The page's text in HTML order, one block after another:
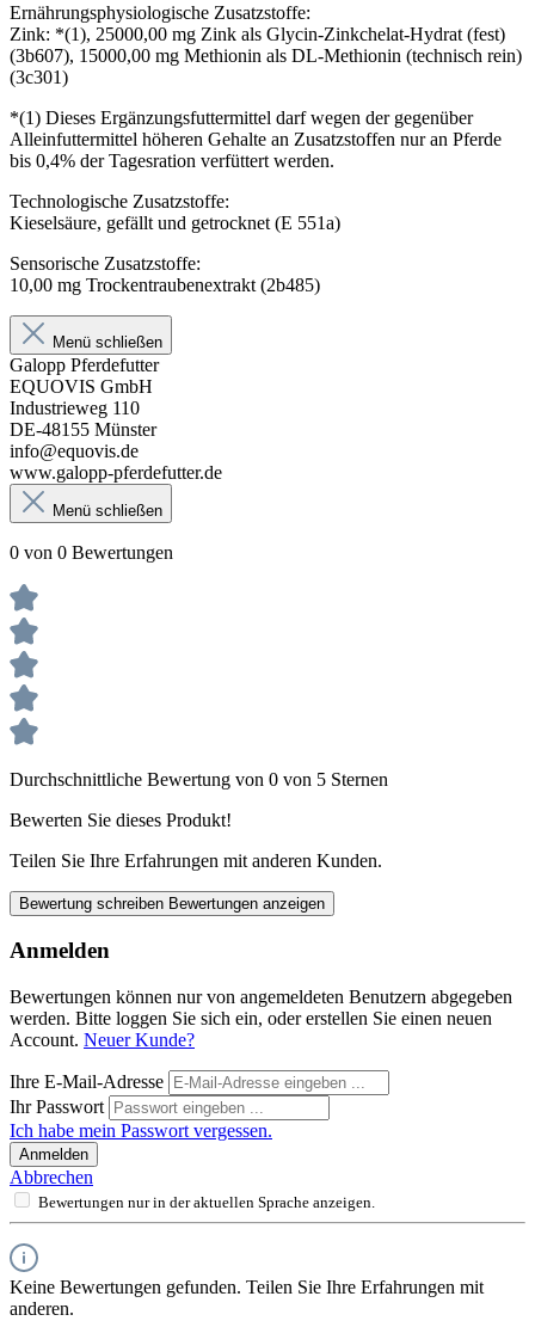
Ernährungsphysiologische Zusatzstoffe:
Zink: *(1), 25000,00 mg Zink als Glycin-Zinkchelat-Hydrat (fest)
(3b607), 15000,00 mg Methionin als DL-Methionin (technisch rein)
(3c301)
*(1) Dieses Ergänzungsfuttermittel darf wegen der gegenüber
Alleinfuttermittel höheren Gehalte an Zusatzstoffen nur an Pferde
bis 0,4% der Tagesration verfüttert werden.
Technologische Zusatzstoffe:
Kieselsäure, gefällt und getrocknet (E 551a)
Sensorische Zusatzstoffe:
10,00 mg Trockentraubenextrakt (2b485)
Menü schließen
Galopp Pferdefutter
EQUOVIS GmbH
Industrieweg 110
DE-48155 Münster
info@equovis.de
www.galopp-pferdefutter.de
Menü schließen
0 von 0 Bewertungen
Durchschnittliche Bewertung von 0 von 5 Sternen
Bewerten Sie dieses Produkt!
Teilen Sie Ihre Erfahrungen mit anderen Kunden.
Bewertung schreiben Bewertungen anzeigen
Anmelden
Bewertungen können nur von angemeldeten Benutzern abgegeben
werden. Bitte loggen Sie sich ein, oder erstellen Sie einen neuen
Account. Neuer Kunde?
Ihre E-Mail-Adresse
Ihr Passwort
Ich habe mein Passwort vergessen.
Anmelden
Abbrechen
Bewertungen nur in der aktuellen Sprache anzeigen.
Keine Bewertungen gefunden. Teilen Sie Ihre Erfahrungen mit
anderen.